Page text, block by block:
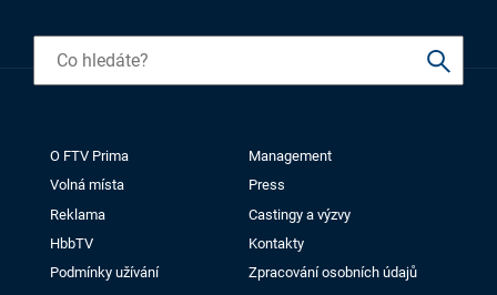
O FTV Prima
Management
Volná místa
Press
Reklama
Castingy a výzvy
HbbTV
Kontakty
Podmínky užívání
Zpracování osobních údajů